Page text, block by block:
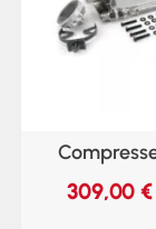
309,00€